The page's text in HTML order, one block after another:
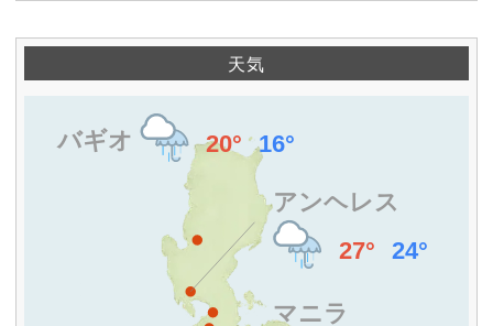
天気